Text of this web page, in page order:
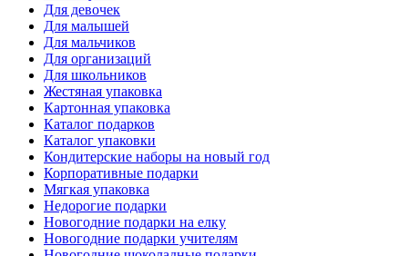
Для девочек
Для малышей
Для мальчиков
Для организаций
Для школьников
Жестяная упаковка
Картонная упаковка
Каталог подарков
Каталог упаковки
Кондитерские наборы на новый год
Корпоративные подарки
Мягкая упаковка
Недорогие подарки
Новогодние подарки на елку
Новогодние подарки учителям